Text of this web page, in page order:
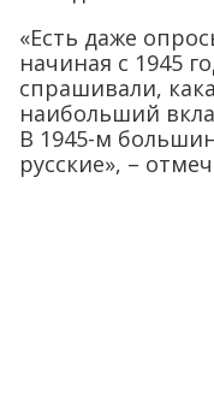
«Есть даже
начиная с 1945
спрашивали,
наибольший
В 1945-м
русские», –